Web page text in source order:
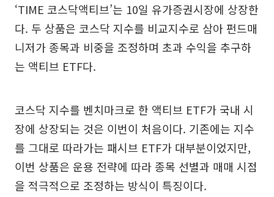
‘TIME 코스닥액티브’는 10일 유가증권시장에 상장한
다. 두 상품은 코스닥 지수를 비교지수로 삼아 펀드매
니저가 종목과 비중을 조정하며 초과 수익을 추구하
는 액티브 ETF다.
코스닥 지수를 벤치마크로 한 액티브 ETF가 국내 시
장에 상장되는 것은 이번이 처음이다. 기존에는 지수
를 그대로 따라가는 패시브 ETF가 대부분이었지만,
이번 상품은 운용 전략에 따라 종목 선별과 매매 시점
을 적극적으로 조정하는 방식이 특징이다.